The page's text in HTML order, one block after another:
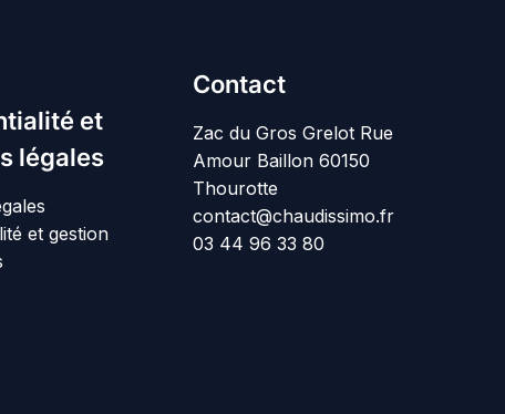
et
légales
et gestion
Contact
Zac du Gros Grelot Rue
Amour Baillon 60150
Thourotte
contact@chaudissimo.fr
03 44 96 33 80